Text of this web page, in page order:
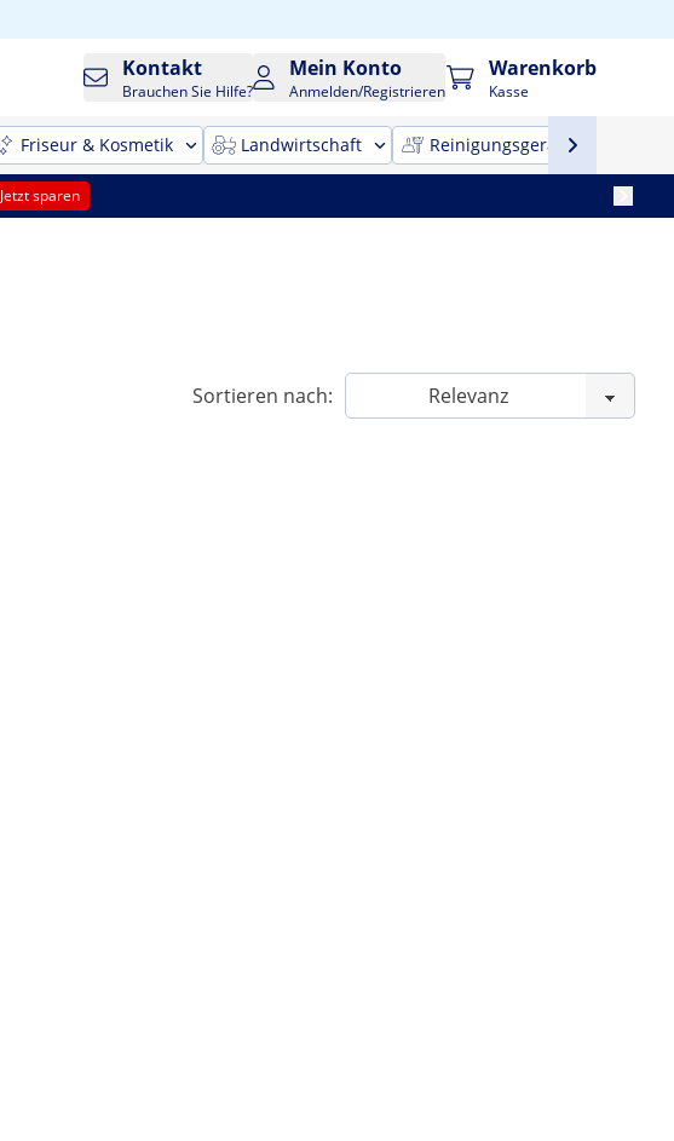
Kontakt
Brauchen Sie Hilfe?
Mein Konto
Anmelden/Registrieren
Warenkorb
Kasse
Friseur & Kosmetik Landwirtschaft Reinigungsgeräte
Jetzt sparen
Sortieren nach: